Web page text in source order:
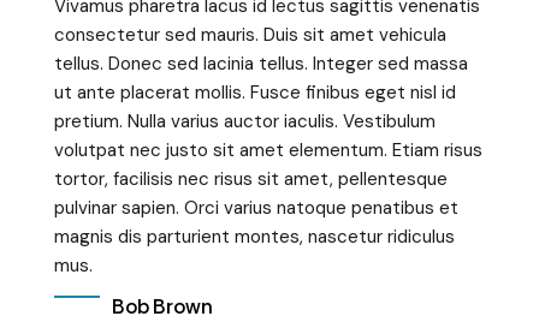
Vivamus pharetra lacus id lectus sagittis venenatis
consectetur sed mauris. Duis sit amet vehicula
tellus. Donec sed lacinia tellus. Integer sed massa
ut ante placerat mollis. Fusce finibus eget nisl id
pretium. Nulla varius auctor iaculis. Vestibulum
volutpat nec justo sit amet elementum. Etiam risus
tortor, facilisis nec risus sit amet, pellentesque
pulvinar sapien. Orci varius natoque penatibus et
magnis dis parturient montes, nascetur ridiculus
mus.
Bob Brown